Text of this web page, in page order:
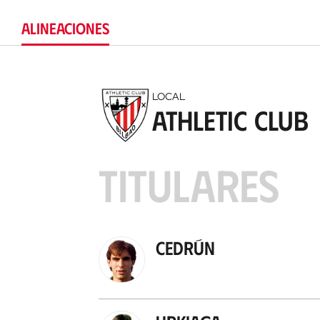
ALINEACIONES
LOCAL
Athletic Club
TITULARES
Cedrún